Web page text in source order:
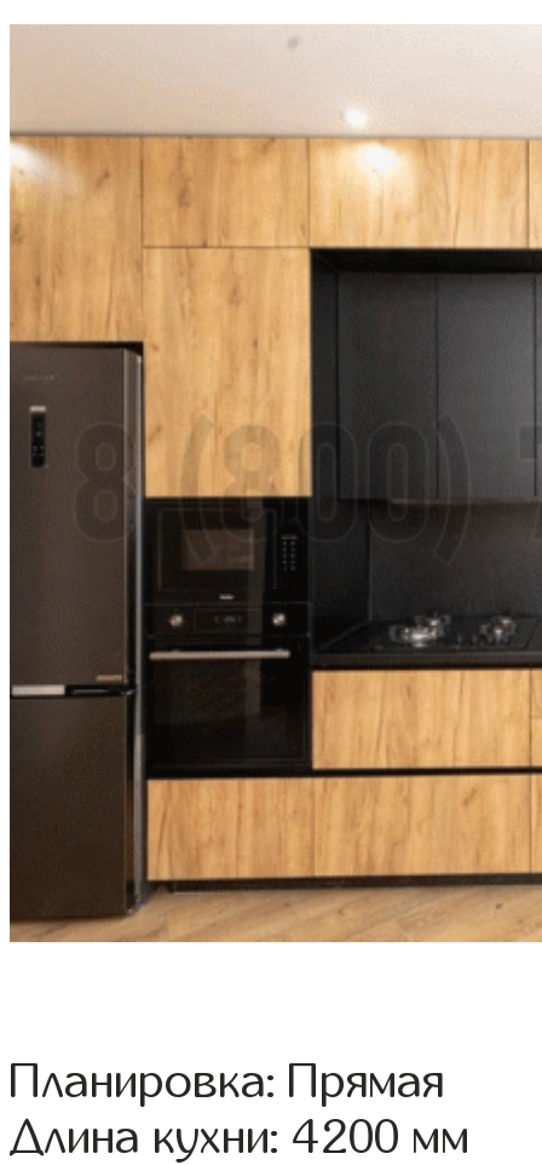
Планировка: Прямая
Длина кухни: 4200 мм